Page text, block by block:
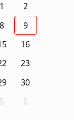
1
2
8
9
16
23
30
5 6